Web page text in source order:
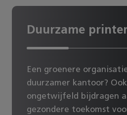
Duurzame
Een groenere
duurzamer kantoor?
ongetwijfeld bijdragen
gezondere toekomst